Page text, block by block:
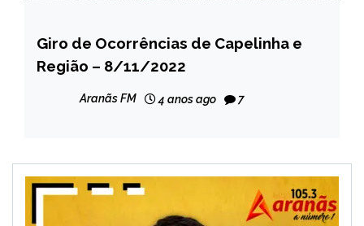
CAPELINHA
NOTÍCIAS
Giro de Ocorrências de Capelinha e
Região – 8/11/2022
Aranãs FM 4 anos ago 7